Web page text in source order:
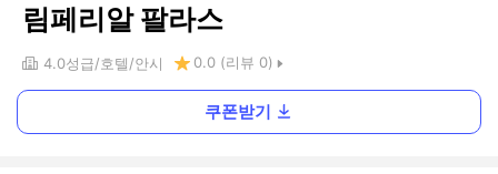
림페리알 팔라스
4.0성급 호텔 안시 0.0 (리뷰 0)
쿠폰받기